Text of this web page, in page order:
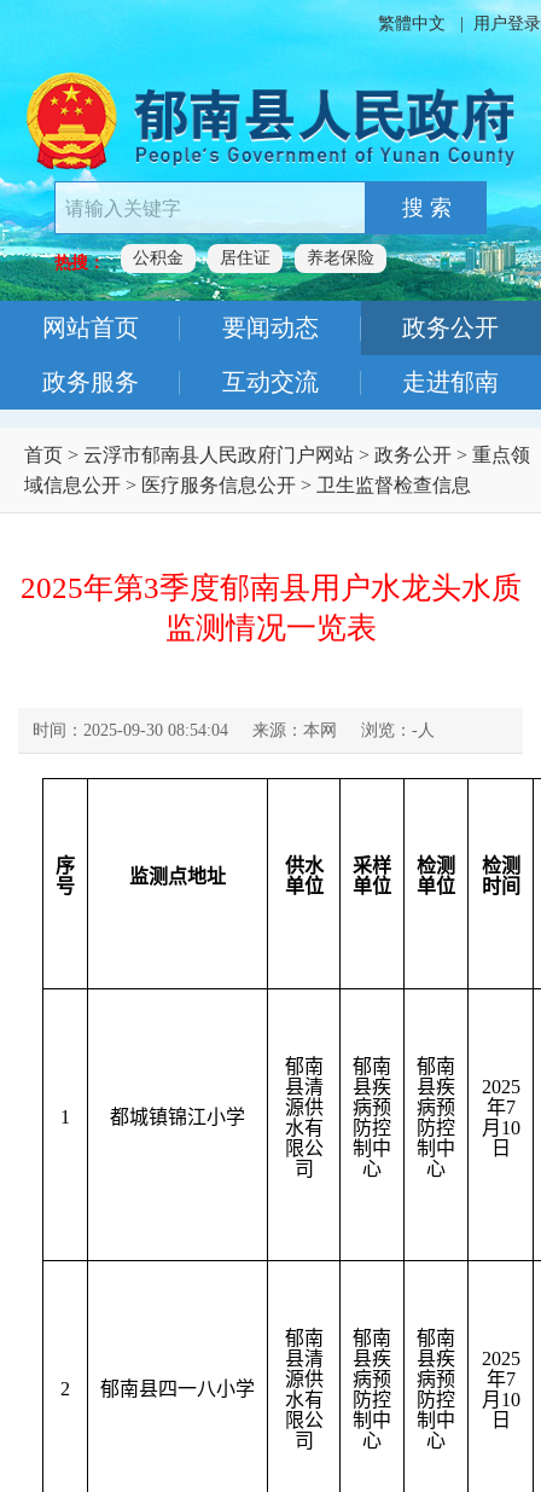
繁體中文 用户登录
搜 索
热搜： 公积金 居住证 养老保险
网站首页 要闻动态 政务公开
政务服务 互动交流 走进郁南
首页 > 云浮市郁南县人民政府门户网站 > 政务公开 > 重点领
域信息公开 > 医疗服务信息公开 > 卫生监督检查信息
2025年第3季度郁南县用户水龙头水质
监测情况一览表
时间：2025-09-30 08:54:04 来源：本网 浏览： - 人
序
号
监测点地址
供水
单位
采样
单位
检测
单位
检测
时间
1 都城镇锦江小学
郁南
县清
源供
水有
限公
司
郁南
县疾
病预
防控
制中
心
郁南
县疾
病预
防控
制中
心
2025
年7
月 10
日
2 郁南县四一八小学
郁南
县清
源供
水有
限公
司
郁南
县疾
病预
防控
制中
心
郁南
县疾
病预
防控
制中
心
2025
年7
月 10
日